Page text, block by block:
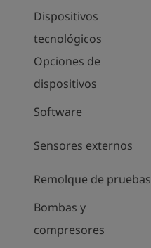
Dispositivos
tecnológicos
Opciones de
dispositivos
Software
Sensores externos
Remolque de pruebas
Bombas y
compresores